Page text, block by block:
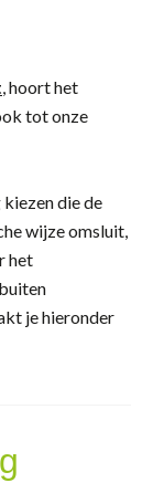
, hoort het
tot onze
die de
wijze omsluit,
het
je hieronder